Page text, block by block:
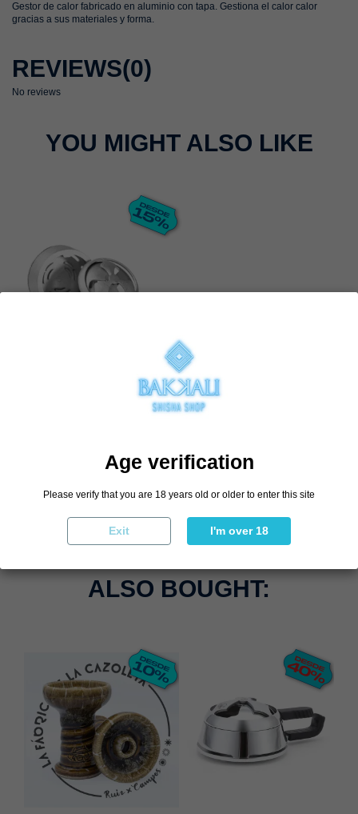
Gestor de calor fabricado en aluminio con tapa. Gestiona el calor calor
gracias a sus materiales y forma.
REVIEWS(0)
No reviews
YOU MIGHT ALSO LIKE
Gestor de Calor Kaloud 2.0
CUSTOMERS WHO
ALSO BOUGHT:
Age verification
Please verify that you are 18 years old or older to enter this site
Exit I'm over 18